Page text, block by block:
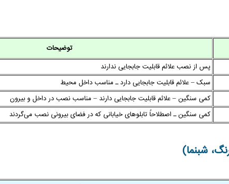
توضیحات
پس از نصب علائم قابلیت جابجایی ندارند
سبک – علائم قابلیت جابجایی دارد ـ مناسب داخل محیط
کمی سنگین – علائم قابلیت جابجایی دارند – مناسب نصب در داخل و بیرون
کمی سنگین ـ اصطلاحاً تابلوهای خیابانی که در فضای بیرونی نصب می‌گردند
شبنما)